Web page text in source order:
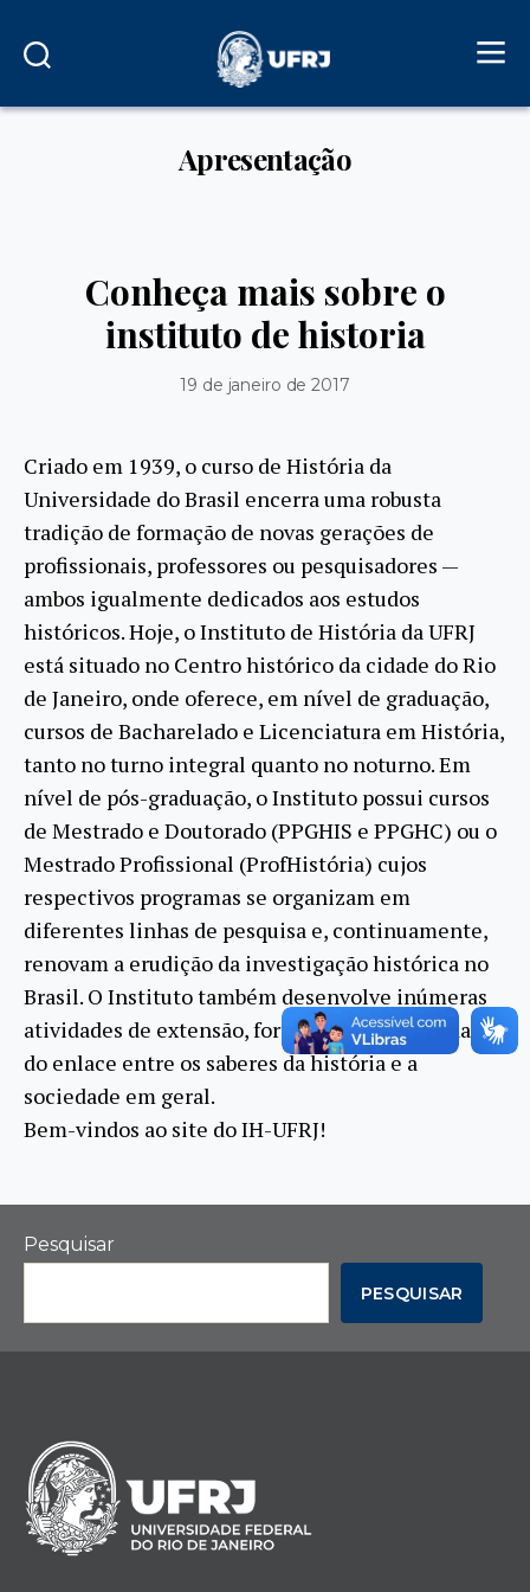
Apresentação
Conheça mais sobre o
instituto de historia
19 de janeiro de 2017
Criado em 1939, o curso de História da
Universidade do Brasil encerra uma robusta
tradição de formação de novas gerações de
profissionais, professores ou pesquisadores —
ambos igualmente dedicados aos estudos
históricos. Hoje, o Instituto de História da UFRJ
está situado no Centro histórico da cidade do Rio
de Janeiro, onde oferece, em nível de graduação,
cursos de Bacharelado e Licenciatura em História,
tanto no turno integral quanto no noturno. Em
nível de pós-graduação, o Instituto possui cursos
de Mestrado e Doutorado (PPGHIS e PPGHC) ou o
Mestrado Profissional (ProfHistória) cujos
respectivos programas se organizam em
diferentes linhas de pesquisa e, continuamente,
renovam a erudição da investigação histórica no
Brasil. O Instituto também desenvolve inúmeras
atividades de extensão, fortalecendo a vitalidade
do enlace entre os saberes da história e a
sociedade em geral.
Bem-vindos ao site do IH-UFRJ!
Pesquisar
PESQUISAR